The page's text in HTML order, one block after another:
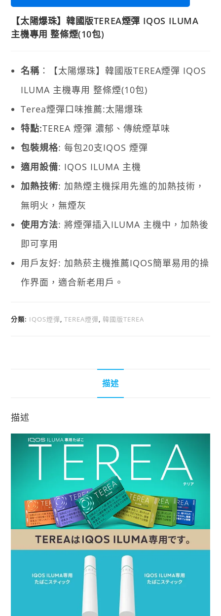
【太陽爆珠】韓國版TEREA煙彈 IQOS ILUMA
主機專用 整條煙(10包)
名稱 ：【太陽爆珠】韓國版TEREA煙彈 IQOS
ILUMA 主機專用 整條煙(10包)
Terea煙彈口味推薦:太陽爆珠
特點:TEREA 煙彈 濃郁、傳統煙草味
包裝規格: 每包20支IQOS 煙彈
適用設備: IQOS ILUMA 主機
加熱技術: 加熱煙主機採用先進的加熱技術，
無明火，無煙灰
使用方法: 將煙彈插入ILUMA 主機中，加熱後
即可享用
用戶友好: 加熱菸主機推薦IQOS簡單易用的操
作界面，適合新老用戶。
分類: IQOS煙彈,TEREA煙彈,韓國版TEREA
描述
描述